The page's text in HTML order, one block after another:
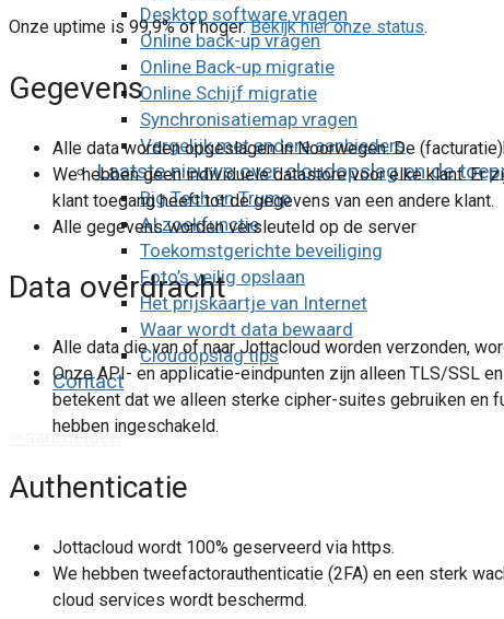
Desktop software vragen
Online back-up vragen
Online Back-up migratie
Online Schijf migratie
Synchronisatiemap vragen
Vergelijk met andere aanbieders
Laatste nieuws over cloudopslag en de
Big Tech en Trump
AI zoekfunctie
Toekomstgerichte beveiliging
Foto’s veilig opslaan
Het prijskaartje van Internet
Waar wordt data bewaard
Cloudopslag tips
Contact
aanmelden
Onze uptime is 99,9% of hoger.Bekijk hier onze status.
Gegevens
Alle data worden opgeslagen in Noorwegen. De
We hebben geen individuele datastore voor elke klant. Er
klant toegang heeft tot de gegevens van een andere klant.
Alle gegevens worden versleuteld op de server
Data overdracht
Alle data die van of naar Jottacloud worden verzonden,
Onze API- en applicatie-eindpunten zijn alleen TLS/SSL
betekent dat we alleen sterke cipher-suites gebruiken en
hebben ingeschakeld.
Authenticatie
Jottacloud wordt 100% geserveerd via https.
We hebben tweefactorauthenticatie (2FA) en een sterk
cloud services wordt beschermd.